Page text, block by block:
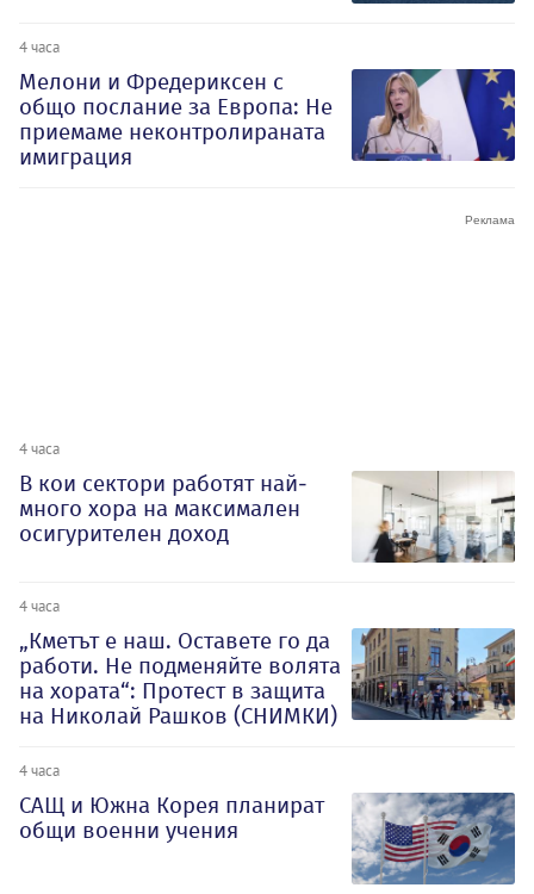
4 часа
Мелони и Фредериксен с
общо послание за Европа: Не
приемаме неконтролираната
имиграция
4 часа
В кои сектори работят най-
много хора на максимален
осигурителен доход
4 часа
„Кметът е наш. Оставете го да
работи. Не подменяйте волята
на хората“: Протест в защита
на Николай Рашков (СНИМКИ)
4 часа
САЩ и Южна Корея планират
общи военни учения